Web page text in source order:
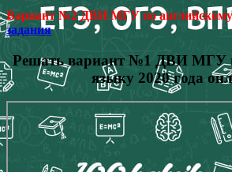
Вариант №2 ДВИ МГУ по английскому
задания
Решать вариант №1 ДВИ МГУ
языку 2020 года